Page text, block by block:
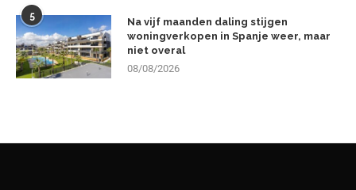
5
Na vijf maanden daling stijgen
woningverkopen in Spanje weer, maar
niet overal
08/08/2026